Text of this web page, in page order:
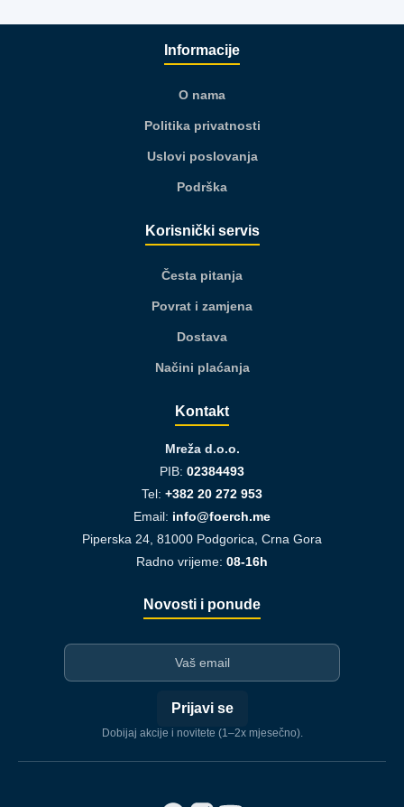
Informacije
O nama
Politika privatnosti
Uslovi poslovanja
Podrška
Korisnički servis
Česta pitanja
Povrat i zamjena
Dostava
Načini plaćanja
Kontakt
Mreža d.o.o.
PIB: 02384493
Tel: +382 20 272 953
Email: info@foerch.me
Piperska 24, 81000 Podgorica, Crna Gora
Radno vrijeme: 08-16h
Novosti i ponude
Prijavi se
Dobijaj akcije i novitete (1–2x mjesečno).